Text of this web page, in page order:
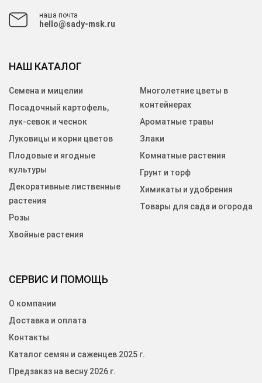
наша почта
hello@sady-msk.ru
СЕРВИС И ПОМОЩЬ
О компании
Доставка и оплата
Контакты
Каталог семян и саженцев 2025 г.
Предзаказ на весну 2026 г.
НАШ КАТАЛОГ
Семена и мицелии
Посадочный картофель,
лук-севок и чеснок
Луковицы и корни цветов
Плодовые и ягодные
культуры
Декоративные лиственные
растения
Розы
Хвойные растения
Многолетние цветы в
контейнерах
Ароматные травы
Злаки
Комнатные растения
Грунт и торф
Химикаты и удобрения
Товары для сада и огорода